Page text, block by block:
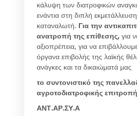
κάλυψη των διατροφικών
ενάντια στη διπλή
καταναλωτή. Για την
ανατροπή της επίθεσης, για
αξιοπρέπεια, για να
όργανα επιβολής της λαϊκής
ανάγκες και τα δικαιώματά μας
το συντονιστικό της
αγροτοδιατροφικής
ΑΝΤ.ΑΡ.ΣΥ.Α